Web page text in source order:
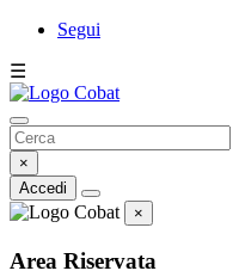
Segui
☰
×
Accedi
×
Area Riservata